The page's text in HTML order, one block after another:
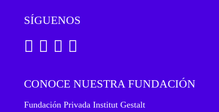
SÍGUENOS
CONOCE NUESTRA FUNDACIÓN
Fundación Privada Institut Gestalt